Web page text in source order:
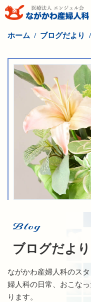
ホーム ブログだより
Blog
ブログだより
ながかわ産婦人科のス
婦人科の日常、おこな
ります。